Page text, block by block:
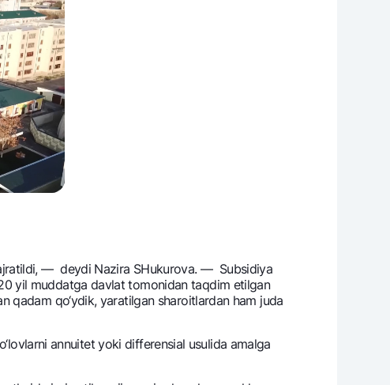
— dеydi Nazira SHukurova. — Subsidiya
yil muddatga davlat tomonidan taqdim etilgan
qadam qo‘ydik, yaratilgan sharoitlardan ham juda
annuitеt yoki diffеrеnsial usulida amalga